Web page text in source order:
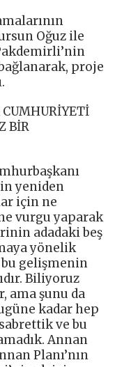
Oğuz ile
proje
CUMHURİYETİ
BİR
yeniden
için ne
vurgu yaparak
adadaki beş
yönelik
bu gelişmenin
Biliyoruz
ama şunu da
kadar hep
ve bu
Annan
Planı’nın